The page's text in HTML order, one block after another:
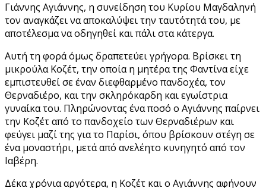
Γιάννης Αγιάννης, η συνείδηση του Κυρίου Μαγδαληνή
τον αναγκάζει να αποκαλύψει την ταυτότητά του, με
αποτέλεσμα να οδηγηθεί και πάλι στα κάτεργα.
Αυτή τη φορά όμως δραπετεύει γρήγορα. Βρίσκει τη
μικρούλα Κοζέτ, την οποία η μητέρα της Φαντίνα είχε
εμπιστευθεί σε έναν διεφθαρμένο πανδοχέα, τον
Θερναδιέρο, και την σκληρόκαρδη και εγωίστρια
γυναίκα του. Πληρώνοντας ένα ποσό ο Αγιάννης παίρνει
την Κοζέτ από το πανδοχείο των Θερναδιέρων και
φεύγει μαζί της για το Παρίσι, όπου βρίσκουν στέγη σε
ένα μοναστήρι, μετά από ανελέητο κυνηγητό από τον
Ιαβέρη.
Δέκα χρόνια αργότερα, η Κοζέτ και ο Αγιάννης αφήνουν